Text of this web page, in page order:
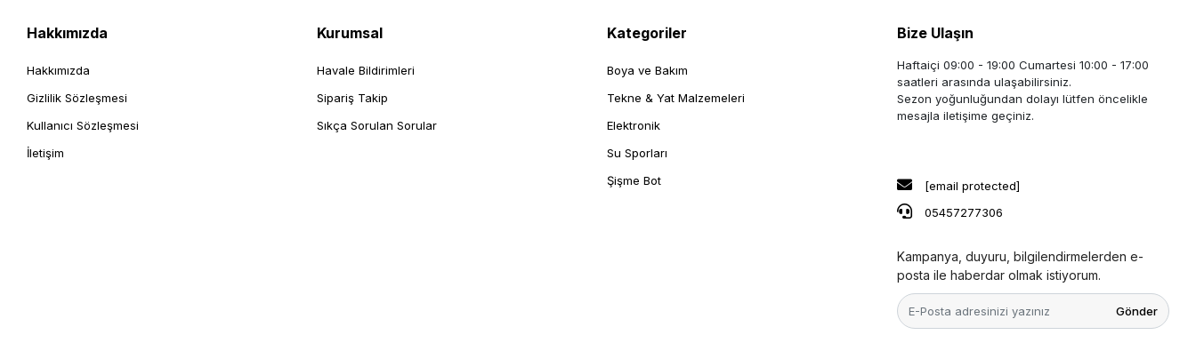
Hakkımızda
Hakkımızda
Gizlilik Sözleşmesi
Kullanıcı Sözleşmesi
İletişim
Kurumsal
Havale Bildirimleri
Sipariş Takip
Sıkça Sorulan Sorular
Kategoriler
Boya ve Bakım
Tekne & Yat Malzemeleri
Elektronik
Su Sporları
Şişme Bot
Bize Ulaşın
Haftaiçi 09:00 - 19:00 Cumartesi 10:00 - 17:00
saatleri arasında ulaşabilirsiniz.
Sezon yoğunluğundan dolayı lütfen öncelikle
mesajla iletişime geçiniz.
[email protected]
05457277306
Kampanya, duyuru, bilgilendirmelerden e-
posta ile haberdar olmak istiyorum.
Gönder